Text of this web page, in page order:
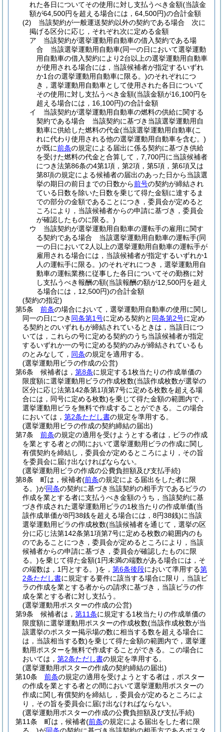
れた各日についてその使用に対し支払うべき金額(当該金
額が64,500円を超える場合には，64,500円)の合計金額
(2)
当該契約が一般運送契約以外の契約である場合 次に
掲げる区分に応じ，それぞれ次に定める金額
ア
当該契約が選挙運動用自動車の借入契約である場
合 当該選挙運動用自動車(同一の日において選挙運動
用自動車の借入契約により2台以上の選挙運動用自動車
が使用される場合には，当該候補者が指定するいずれ
か1台の選挙運動用自動車に限る。)のそれぞれにつ
き，選挙運動用自動車として使用された各日について
その使用に対し支払うべき金額(当該金額が16,100円を
超える場合には，16,100円)の合計金額
イ
当該契約が選挙運動用自動車の燃料の供給に関する
契約である場合 当該契約に基づき当該選挙運動用自
動車に供給した燃料の代金(当該選挙運動用自動車(こ
れに代わり使用される他の選挙運動用自動車を含む。)
が既に前条の規定による届出に係る契約に基づき供給
を受けた燃料の代金と合算して，7,700円に当該候補者
につき法第86条の4第1項，第2項，第5項，第6項又は
第8項の規定による候補者の届出のあった日から当該選
挙の期日の前日までの日数から前号の契約が締結され
ている日数を除いた日数を乗じて得た金額に達するま
での部分の金額であることにつき，委員会が定めると
ころにより，当該候補者からの申請に基づき，委員会
が確認したものに限る。)
ウ
当該契約が選挙運動用自動車の運転手の雇用に関す
る契約である場合 当該選挙運動用自動車の運転手(同
一の日において2人以上の選挙運動用自動車の運転手が
雇用される場合には，当該候補者が指定するいずれか1
人の運転手に限る。)のそれぞれにつき，選挙運動用自
動車の運転業務に従事した各日についてその勤務に対
し支払うべき報酬の額(当該報酬の額が12,500円を超え
る場合には，12,500円)の合計金額
(契約の指定)
第5条
前条の場合において，選挙運動用自動車の使用に関し
同一の日につき 同条第1号に定める契約と 同条第2号に定め
る契約とのいずれもが締結されているときは，当該日につ
いては，これらの号に定める契約のうち当該候補者が指定
するいずれか一の号に定める契約のみが締結されているも
のとみなして， 同条の規定を適用する。
(選挙運動用ビラの作成の公営)
第6条
候補者は， 第8条に規定する1枚当たりの作成単価の
限度額に選挙運動用ビラの作成枚数(当該作成枚数が選挙の
区分に応じ法第142条第1項第7号に定める枚数を超える場
合には，同号に定める枚数)を乗じて得た金額の範囲内で，
選挙運動用ビラを無料で作成することができる。
この場合
においては， 第2条ただし書の規定を準用する。
(選挙運動用ビラの作成の契約締結の届出)
第7条
前条の規定の適用を受けようとする者は，ビラの作成
を業とする者との間において選挙運動用ビラの作成に関し
有償契約を締結し，委員会が定めるところにより，その旨
を委員会に届け出なければならない。
(選挙運動用ビラの作成の公費負担額及び支払手続)
第8条
町は，候補者(前条の規定による届出をした者に限
る。)が同条の契約に基づき当該契約の相手方であるビラの
作成を業とする者に支払うべき金額のうち，当該契約に基
づき作成された選挙運動用ビラの1枚当たりの作成単価(当
該作成単価が8円38銭を超える場合には，8円38銭)に当該
選挙運動用ビラの作成枚数(当該候補者を通じて，選挙の区
分に応じ法第142条第1項第7号に定める枚数の範囲内のも
のであることにつき，委員会が定めるところにより，当該
候補者からの申請に基づき，委員会が確認したものに限
る。)を乗じて得た金額(1円未満の端数がある場合には，そ
の端数は，1円とする。)を， 第6条後段において準用する第
2条ただし書に規定する要件に該当する場合に限り，当該ビ
ラの作成を業とする者からの請求に基づき，当該ビラの作
成を業とする者に対し支払う。
(選挙運動用ポスターの作成の公営)
第9条
候補者は， 第11条に規定する1枚当たりの作成単価の
限度額に選挙運動用ポスターの作成枚数(当該作成枚数が当
該選挙のポスター掲示場の数に相当する数を超える場合に
は，当該相当する数)を乗じて得た金額の範囲内で，選挙運
動用ポスターを無料で作成することができる。
この場合に
おいては， 第2条ただし書の規定を準用する。
(選挙運動用ポスターの作成の契約締結の届出)
第10条
前条の規定の適用を受けようとする者は，ポスター
の作成を業とする者との間において選挙運動用ポスターの
作成に関し有償契約を締結し，委員会が定めるところによ
り，その旨を委員会に届け出なければならない。
(選挙運動用ポスターの作成の公費負担額及び支払手続)
第11条
町は，候補者(前条の規定による届出をした者に限